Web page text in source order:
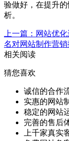
验做好，在提升
析。
上一篇：网站优
名对网站制作营
相关阅读
猜您喜欢
诚信的合作
实惠的网站
稳定的网站
完善的售后
上千家真实